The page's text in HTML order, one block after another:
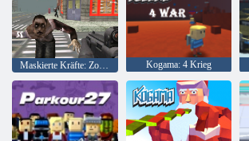
Maskierte Kräfte: Zombie-Überleben Kogama: 4 Krieg